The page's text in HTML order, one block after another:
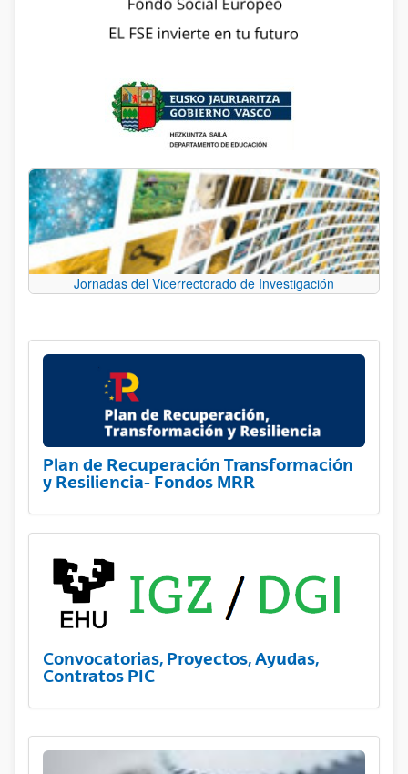
Jornadas del Vicerrectorado de Investigación
Plan de Recuperación Transformación
y Resiliencia- Fondos MRR
Convocatorias, Proyectos, Ayudas,
Contratos PIC